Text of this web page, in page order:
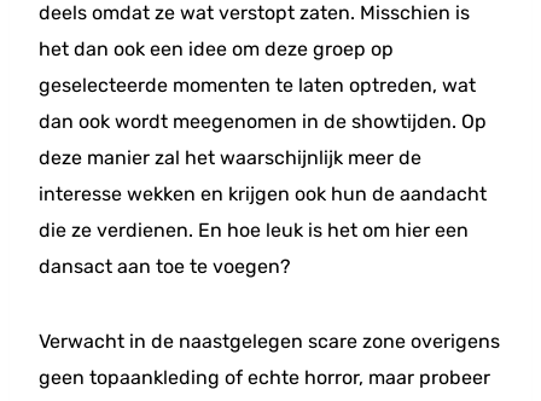
deels omdat ze wat verstopt zaten. Misschien is
het dan ook een idee om deze groep op
geselecteerde momenten te laten optreden, wat
dan ook wordt meegenomen in de showtijden. Op
deze manier zal het waarschijnlijk meer de
interesse wekken en krijgen ook hun de aandacht
die ze verdienen. En hoe leuk is het om hier een
dansact aan toe te voegen?
Verwacht in de naastgelegen scare zone overigens
geen topaankleding of echte horror, maar probeer